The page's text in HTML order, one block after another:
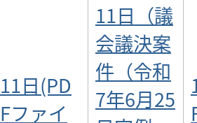
11日(PD
Fファイ
11日（議
会議決案
件（令和
7年6月25